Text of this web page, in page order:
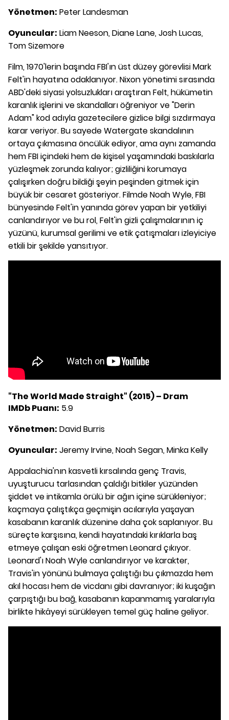
Yönetmen: Peter Landesman
Oyuncular: Liam Neeson, Diane Lane, Josh Lucas,
Tom Sizemore
Film, 1970'lerin başında FBI'ın üst düzey görevlisi Mark
Felt'in hayatına odaklanıyor. Nixon yönetimi sırasında
ABD'deki siyasi yolsuzlukları araştıran Felt, hükümetin
karanlık işlerini ve skandalları öğreniyor ve "Derin
Adam" kod adıyla gazetecilere gizlice bilgi sızdırmaya
karar veriyor. Bu sayede Watergate skandalının
ortaya çıkmasına öncülük ediyor, ama aynı zamanda
hem FBI içindeki hem de kişisel yaşamındaki baskılarla
yüzleşmek zorunda kalıyor; gizliliğini korumaya
çalışırken doğru bildiği şeyin peşinden gitmek için
büyük bir cesaret gösteriyor. Filmde Noah Wyle, FBI
bünyesinde Felt'in yanında görev yapan bir yetkiliyi
canlandırıyor ve bu rol, Felt'in gizli çalışmalarının iç
yüzünü, kurumsal gerilimi ve etik çatışmaları izleyiciye
etkili bir şekilde yansıtıyor.
"The World Made Straight" (2015) – Dram
IMDb Puanı: 5.9
Yönetmen: David Burris
Oyuncular: Jeremy Irvine, Noah Segan, Minka Kelly
Appalachia'nın kasvetli kırsalında genç Travis,
uyuşturucu tarlasından çaldığı bitkiler yüzünden
şiddet ve intikamla örülü bir ağın içine sürükleniyor;
kaçmaya çalıştıkça geçmişin acılarıyla yaşayan
kasabanın karanlık düzenine daha çok saplanıyor. Bu
süreçte karşısına, kendi hayatındaki kırıklarla baş
etmeye çalışan eski öğretmen Leonard çıkıyor.
Leonard'ı Noah Wyle canlandırıyor ve karakter,
Travis'in yönünü bulmaya çalıştığı bu çıkmazda hem
akıl hocası hem de vicdanı gibi davranıyor; iki kuşağın
çarpıştığı bu bağ, kasabanın kapanmamış yaralarıyla
birlikte hikâyeyi sürükleyen temel güç haline geliyor.